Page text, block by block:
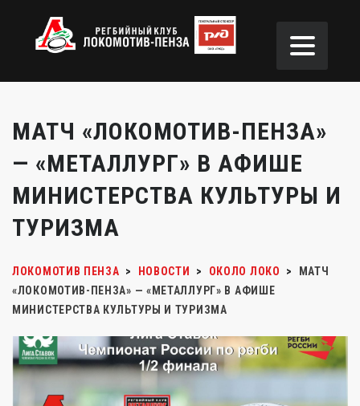
МАТЧ «ЛОКОМОТИВ-ПЕНЗА»
— «МЕТАЛЛУРГ» В АФИШЕ
МИНИСТЕРСТВА КУЛЬТУРЫ И
ТУРИЗМА
ЛОКОМОТИВ ПЕНЗА > НОВОСТИ > ОКОЛО ЛОКО >
МАТЧ
«ЛОКОМОТИВ-ПЕНЗА» — «МЕТАЛЛУРГ» В АФИШЕ
МИНИСТЕРСТВА КУЛЬТУРЫ И ТУРИЗМА